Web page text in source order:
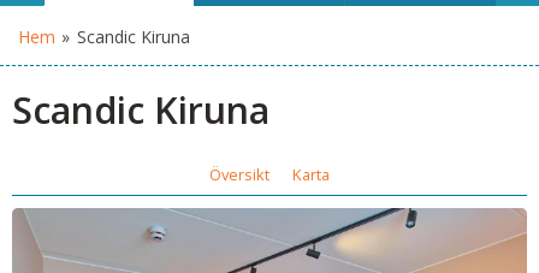
Hem » Scandic Kiruna
Scandic Kiruna
Översikt Karta